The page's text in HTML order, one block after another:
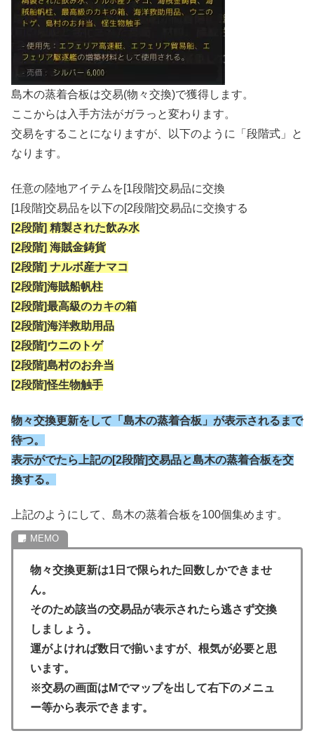
島木の蒸着合板は交易(物々交換)で獲得します。
ここからは入手方法がガラっと変わります。
交易をすることになりますが、以下のように「段階式」と
なります。
任意の陸地アイテムを[1段階]交易品に交換
[1段階]交易品を以下の[2段階]交易品に交換する
[2段階] 精製された飲み水
[2段階] 海賊金鋳貨
[2段階] ナルボ産ナマコ
[2段階]海賊船帆柱
[2段階]最高級のカキの箱
[2段階]海洋救助用品
[2段階]ウニのトゲ
[2段階]島村のお弁当
[2段階]怪生物触手
物々交換更新をして「島木の蒸着合板」が表示されるまで
待つ。
表示がでたら上記の[2段階]交易品と島木の蒸着合板を交
換する。
上記のようにして、島木の蒸着合板を100個集めます。
物々交換更新は1日で限られた回数しかできませ
ん。
そのため該当の交易品が表示されたら逃さず交換
しましょう。
運がよければ数日で揃いますが、根気が必要と思
います。
※交易の画面はMでマップを出して右下のメニュ
ー等から表示できます。